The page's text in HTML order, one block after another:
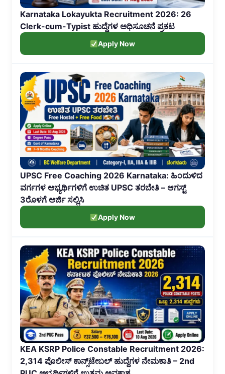
Karnataka Lokayukta Recruitment 2026: 26
Clerk-cum-Typist ಹುದ್ದೆಗಳ ಅಧಿಸೂಚನೆ ಪ್ರಕಟ
Apply Now
UPSC Free Coaching 2026 Karnataka: ಹಿಂದುಳಿದ
ವರ್ಗಗಳ ಅಭ್ಯರ್ಥಿಗಳಿಗೆ ಉಚಿತ UPSC ತರಬೇತಿ – ಆಗಸ್ಟ್
3ರೊಳಗೆ ಅರ್ಜಿ ಸಲ್ಲಿಸಿ
Apply Now
KEA KSRP Police Constable Recruitment 2026:
2,314 ಪೊಲೀಸ್ ಕಾನ್ಸ್‌ಟೇಬಲ್ ಹುದ್ದೆಗಳ ನೇಮಕಾತಿ – 2nd